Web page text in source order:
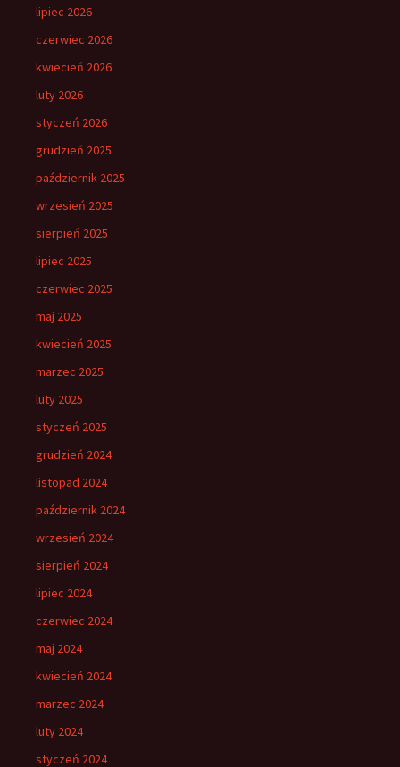
lipiec 2026
czerwiec 2026
kwiecień 2026
luty 2026
styczeń 2026
grudzień 2025
październik 2025
wrzesień 2025
sierpień 2025
lipiec 2025
czerwiec 2025
maj 2025
kwiecień 2025
marzec 2025
luty 2025
styczeń 2025
grudzień 2024
listopad 2024
październik 2024
wrzesień 2024
sierpień 2024
lipiec 2024
czerwiec 2024
maj 2024
kwiecień 2024
marzec 2024
luty 2024
styczeń 2024